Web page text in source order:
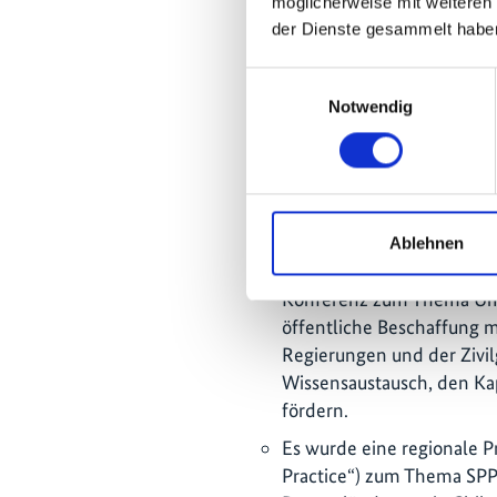
der Dienste gesammelt
Notwendig
Ablehnen
Themen erreicht.
Das Projekte erstellte
(z.B. zur wirtschaftlichen
Rechenzentren). Es
und nachhaltiger
Gemeinsam mit dem
15. November 2023 in
Juli 2025 in Brasília,
Konferenz zum Thema
öffentliche Beschaffung
Regierungen und der
Wissensaustausch, den
fördern.
Es wurde eine regionale
Practice“) zum Thema